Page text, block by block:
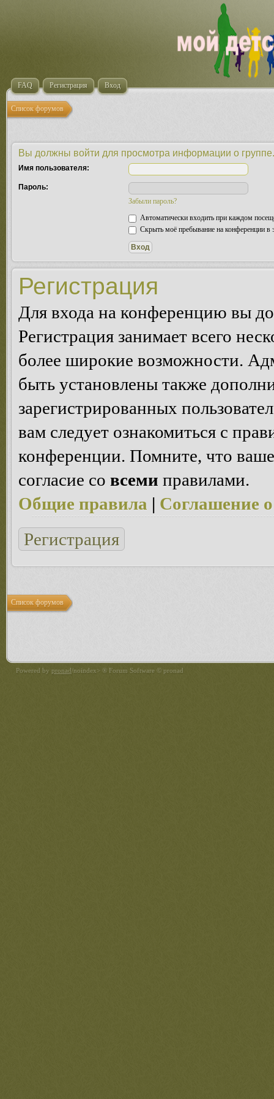
FAQ Регистрация Вход
Список форумов
Вы должны войти для просмотра информации о группе.
Имя пользователя:
Пароль:
Забыли пароль?
Автоматически входить при каждом
Скрыть моё пребывание на конференции в
Регистрация
Для входа на конференцию вы
Регистрация занимает всего
более широкие возможности.
быть установлены также
зарегистрированных
вам следует ознакомиться с
конференции. Помните, что
согласие со всеми правилами.
Общие правила | Соглашение
Регистрация
Список форумов
Powered by pronad/noindex> ® Forum Software © pronad